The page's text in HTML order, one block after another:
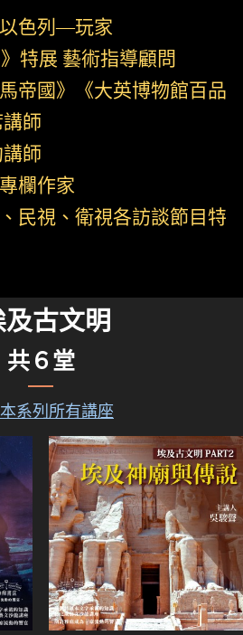
色列—玩家
特展 藝術指導顧問
帝國》《大英博物館百品
師
師
欄作家
民視、衛視各訪談節目特
及古文明
６堂
系列所有講座